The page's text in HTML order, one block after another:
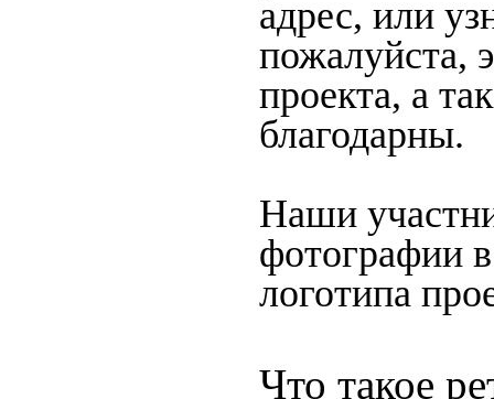
адрес, или
пожалуйста,
проекта, а
благодарны.
Наши
фотографии
логотипа
Что такое